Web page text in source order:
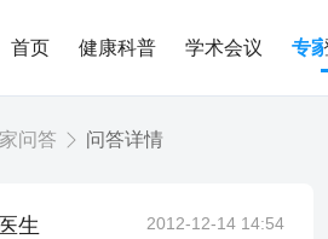
首页 健康科普 学术会议 专
问答 问答详情
生 2012-12-14 14:54